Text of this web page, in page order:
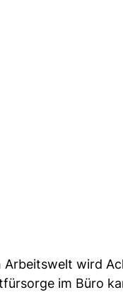
Arbeitswelt wird
im Büro